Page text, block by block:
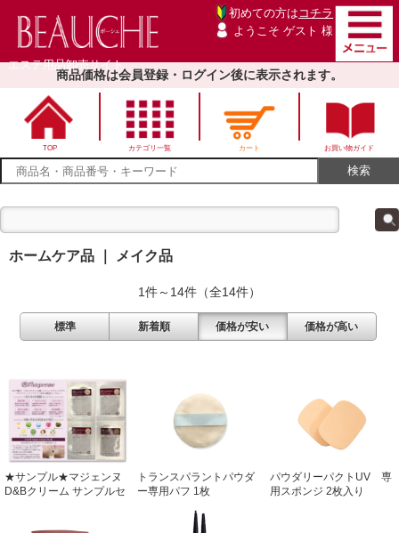
エステ用品卸売サイト
初めての方は コチラ
ようこそ ゲスト 様
商品価格は会員登録・ログイン後に表示されます。
TOP カテゴリ一覧 カート お買い物ガイド
ホームケア品 ｜ メイク品
1件～14件（全14件）
標準 新着順 価格が安い 価格が高い
★サンプル★マジェンヌ
D&Bクリーム サンプルセ
トランスパラントパウダ
ー専用パフ 1枚
パウダリーパクトUV 専
用スポンジ 2枚入り